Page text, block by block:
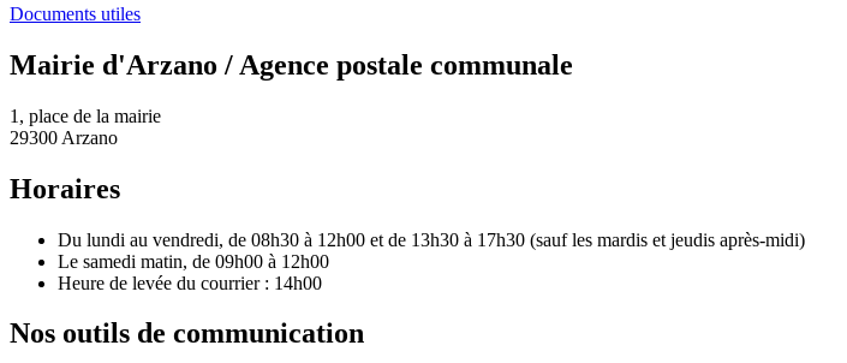
Documents utiles
Mairie d'Arzano / Agence postale communale
1, place de la mairie
29300 Arzano
Horaires
Du lundi au vendredi, de 08h30 à 12h00 et de 13h30 à 17h30 (sauf les mardis et jeudis après-midi)
Le samedi matin, de 09h00 à 12h00
Heure de levée du courrier : 14h00
Nos outils de communication